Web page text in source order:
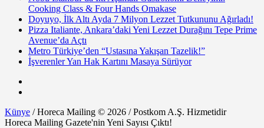
Cooking Class & Four Hands Omakase
Doyuyo, İlk Altı Ayda 7 Milyon Lezzet Tutkununu Ağırladı!
Pizza Italiante, Ankara’daki Yeni Lezzet Durağını Tepe Prime
Avenue’da Açtı
Metro Türkiye’den “Ustasına Yakışan Tazelik!”
İşverenler Yan Hak Kartını Masaya Sürüyor
Künye / Horeca Mailing © 2026 / Postkom A.Ş. Hizmetidir
Horeca Mailing Gazete'nin Yeni Sayısı Çıktı!